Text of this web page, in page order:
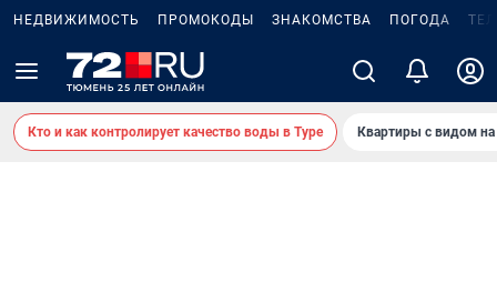
НЕДВИЖИМОСТЬ ПРОМОКОДЫ ЗНАКОМСТВА ПОГОДА
Кто и как контролирует качество воды в Туре Квартиры с видом на